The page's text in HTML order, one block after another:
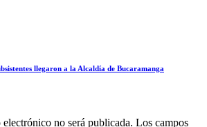
llegaron a la Alcaldía de Bucaramanga
no será publicada. Los campos